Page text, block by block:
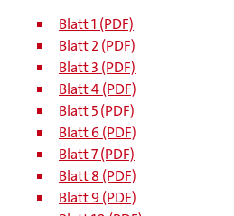
Blatt 1 (PDF)
Blatt 2 (PDF)
Blatt 3 (PDF)
Blatt 4 (PDF)
Blatt 5 (PDF)
Blatt 6 (PDF)
Blatt 7 (PDF)
Blatt 8 (PDF)
Blatt 9 (PDF)